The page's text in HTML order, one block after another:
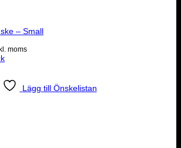
– Small
kr.
moms
Lägg till Önskelistan